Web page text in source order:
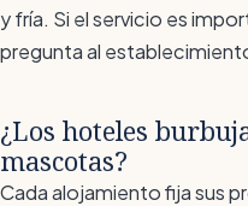
y fría. Si el servicio es
pregunta al
¿Los hoteles
mascotas?
Cada alojamiento fija sus